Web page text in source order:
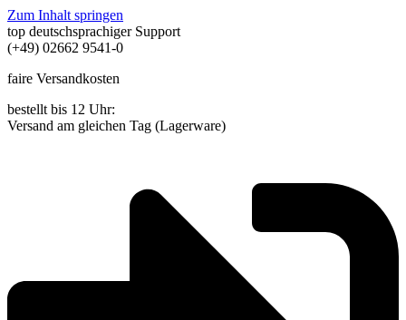
Zum Inhalt springen
top deutschsprachiger Support
(+49) 02662 9541-0
faire Versandkosten
bestellt bis 12 Uhr:
Versand am gleichen Tag (Lagerware)